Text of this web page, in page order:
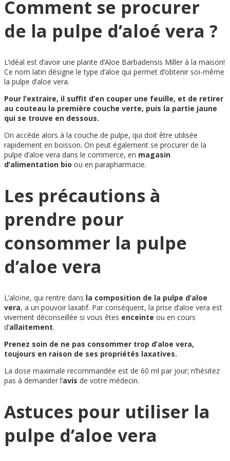
Comment se procurer
de la pulpe d’aloé vera ?
L’idéal est d’avoir une plante d’Aloe Barbadensis Miller à la maison!
Ce nom latin désigne le type d’aloe qui permet d’obtenir soi-même
la pulpe d’aloe vera.
Pour l’extraire, il suffit d’en couper une feuille, et de retirer
au couteau la première couche verte, puis la partie jaune
qui se trouve en dessous.
On accède alors à la couche de pulpe, qui doit être utilisée
rapidement en boisson. On peut également se procurer de la
pulpe d’aloe vera dans le commerce, en magasin
d’alimentation bio ou en parapharmacie.
Les précautions à
prendre pour
consommer la pulpe
d’aloe vera
L’aloïne, qui rentre dans la composition de la pulpe d’aloe
vera, a un pouvoir laxatif. Par conséquent, la prise d’aloe vera est
vivement déconseillée si vous êtes enceinte ou en cours
d’allaitement.
Prenez soin de ne pas consommer trop d’aloe vera,
toujours en raison de ses propriétés laxatives.
La dose maximale recommandée est de 60 ml par jour; n’hésitez
pas à demander l’avis de votre médecin.
Astuces pour utiliser la
pulpe d’aloe vera